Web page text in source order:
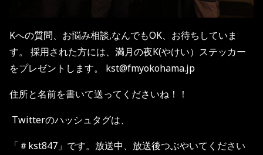
Kへの質問、お悩み相談,なんでもOK、お待ちしていま
す。 採用された方には、満月の夜K(やけい）ステッカー
をプレゼントします。 kst@fmyokohama.jp
住所と名前を書いて送ってくださいね！！
Twitterのハッシュタグは、
「＃kst847」です。放送中、放送後つぶやいてください